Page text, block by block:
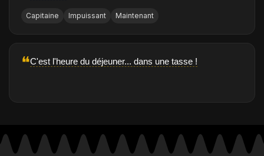
Capitaine Impuissant Maintenant
❝C'est l'heure du déjeuner... dans une tasse !